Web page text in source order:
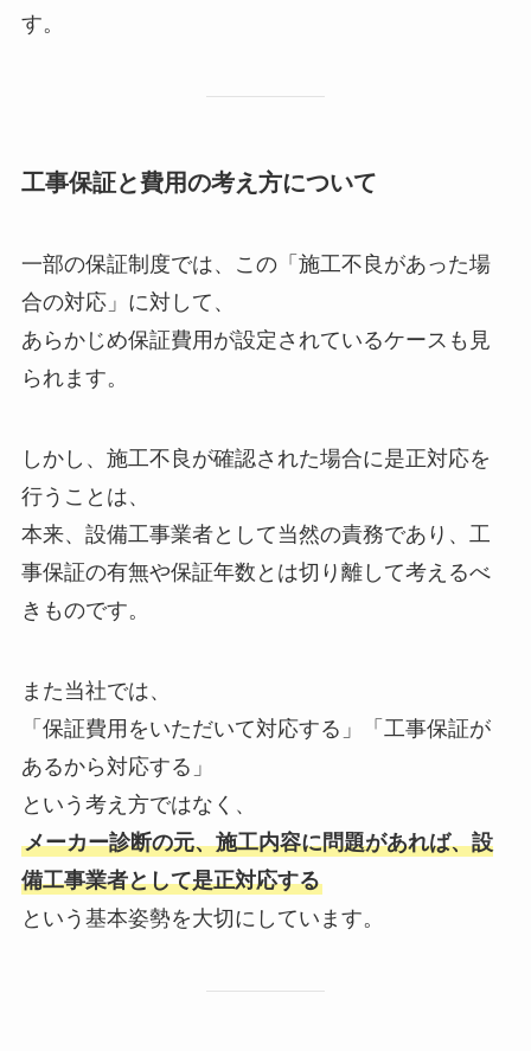
す。
工事保証と費用の考え方について
一部の保証制度では、この「施工不良があった場
合の対応」に対して、
あらかじめ保証費用が設定されているケースも見
られます。
しかし、施工不良が確認された場合に是正対応を
行うことは、
本来、設備工事業者として当然の責務であり、工
事保証の有無や保証年数とは切り離して考えるべ
きものです。
また当社では、
「保証費用をいただいて対応する」「工事保証が
あるから対応する」
という考え方ではなく、
メーカー診断の元、施工内容に問題があれば、設
備工事業者として是正対応する
という基本姿勢を大切にしています。